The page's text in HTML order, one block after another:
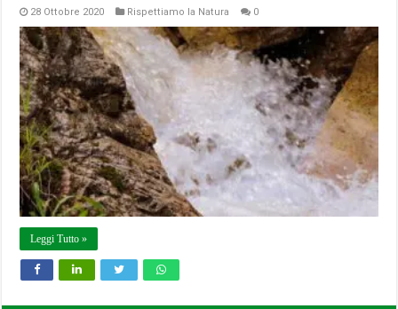
28 Ottobre 2020 Rispettiamo la Natura 0
Leggi Tutto »